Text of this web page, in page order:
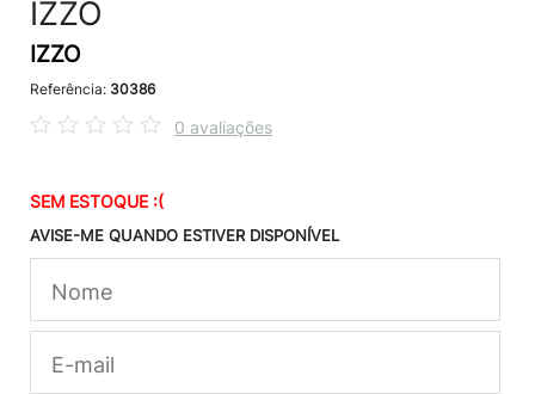
IZZO
IZZO
Referência: 30386
0 avaliações
SEM ESTOQUE :(
AVISE-ME QUANDO ESTIVER DISPONÍVEL